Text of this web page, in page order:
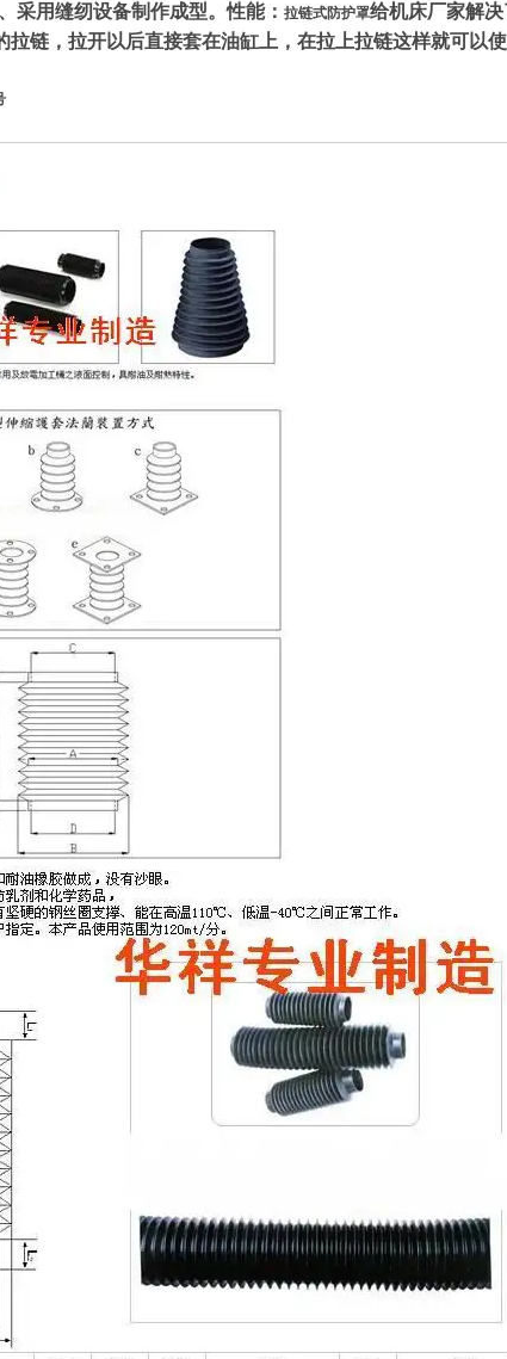
采用缝纫设备制作成型。性能： 拉链式防护罩给机床厂家解
拉链，拉开以后直接套在油缸上，在拉上拉链这样就可以